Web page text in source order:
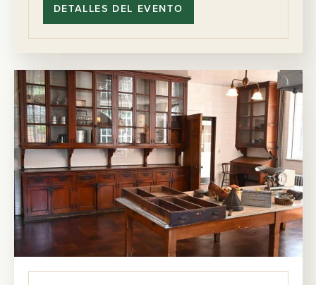
DETALLES DEL EVENTO
EXPLORADORES
INGENIOSOS